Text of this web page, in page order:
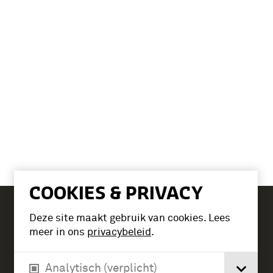
COOKIES & PRIVACY
Deze site maakt gebruik van cookies. Lees
meer in ons privacybeleid.
Analytisch (verplicht)
Tickets
Verlengde Paltzerweg 1